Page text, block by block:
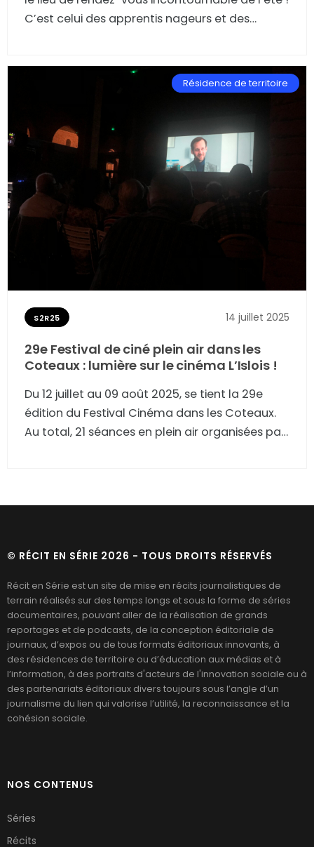
C’est celui des apprentis nageurs et des
vacanciers et des exilés de passage.
Reportage sur une parenthèse d’été
enchantée pour la jeunesse du coin et pour
celle plus inattendue d’un monde
désenchanté.
Résidence de territoire
S2R25 14 juillet 2025
29e Festival de ciné plein air dans les
Coteaux : lumière sur le cinéma L’Islois !
Du 12 juillet au 09 août 2025, se tient la 29e
édition du Festival Cinéma dans les Coteaux.
Au total, 21 séances en plein air organisées par
samedi 12 juillet 2025 sous la halle L'Isloise.
© RÉCIT EN SÉRIE 2026 - TOUS DROITS RÉSERVÉS
Récit en Série est un site de mise en récits journalistiques de
terrain réalisés sur des temps longs et sous la forme de séries
documentaires, pouvant aller de la réalisation de grands
reportages et de podcasts, de la conception éditoriale de
journaux, d’expos ou de tous formats éditoriaux innovants, à
des résidences de territoire ou d’éducation aux médias et à
l’information, à des portraits d'acteurs de l'innovation sociale ou à
des partenariats éditoriaux divers toujours sous l’angle d’un
journalisme du lien qui valorise l’utilité, la reconnaissance et la
cohésion sociale.
NOS CONTENUS
Séries
Récits